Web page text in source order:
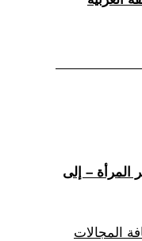
المرأة – إلى
المجالات